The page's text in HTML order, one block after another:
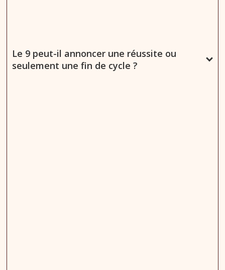
Le 9 peut-il annoncer une réussite ou
seulement une fin de cycle ?